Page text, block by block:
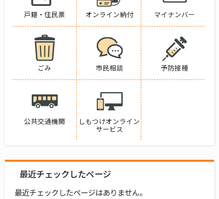
戸籍・住民票 オンライン納付 マイナンバー
ごみ 市民相談 予防接種
公共交通機関
しもつけオンライン
サービス
最近チェックしたページ
最近チェックしたページはありません。